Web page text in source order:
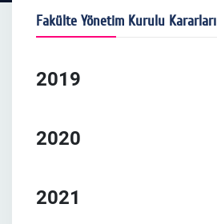
Fakülte Yönetim Kurulu Kararları
2019
2020
2021